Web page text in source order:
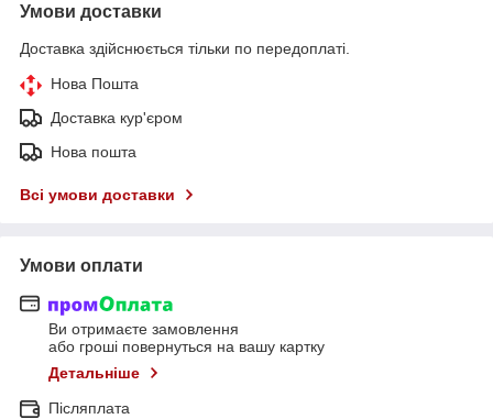
Умови доставки
Доставка здійснюється тільки по передоплаті.
Нова Пошта
Доставка кур'єром
Нова пошта
Всі умови доставки
Умови оплати
Ви отримаєте замовлення
або гроші повернуться на вашу картку
Детальніше
Післяплата